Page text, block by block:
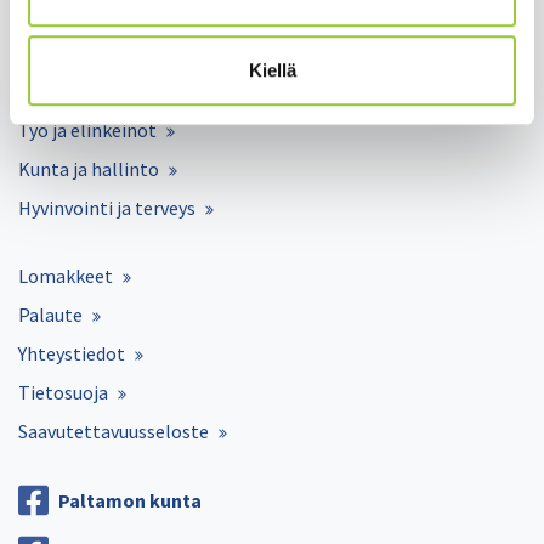
Kiellä
Työ ja elinkeinot
Kunta ja hallinto
Hyvinvointi ja terveys
Lomakkeet
Palaute
Yhteystiedot
Tietosuoja
Saavutettavuusseloste
Paltamon kunta